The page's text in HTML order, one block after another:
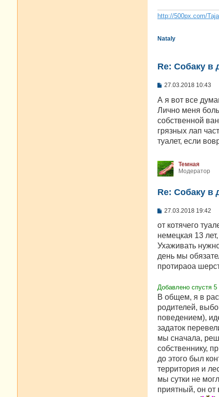
http://500px.com/
Nataly
Re: Собаку в
С
о
щ
е
и
е
27.03.2018 10:43
А я вот все
Лично меня
собственной
грязных лап
туалет, если
Темная
Модератор
Re: Собаку в
С
о
щ
е
и
е
27.03.2018 19:42
от котячего
немецкая 13
Ухаживать
день мы
протираоа
Добавлено спустя
В общем, я в
родителей,
поведением),
задаток
мы сначала,
собственнику,
до этого был
территория и
мы сутки не
приятный, он от